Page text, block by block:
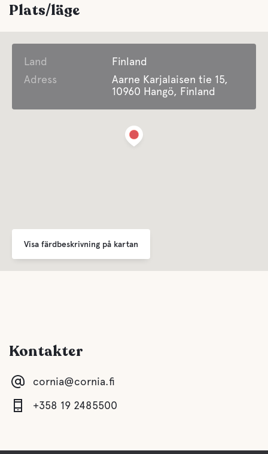
Plats/läge
Land
Finland
Adress
Aarne Karjalaisen tie 15,
10960 Hangö, Finland
Visa färdbeskrivning på kartan
Kontakter
cornia@cornia.fi
+358 19 2485500